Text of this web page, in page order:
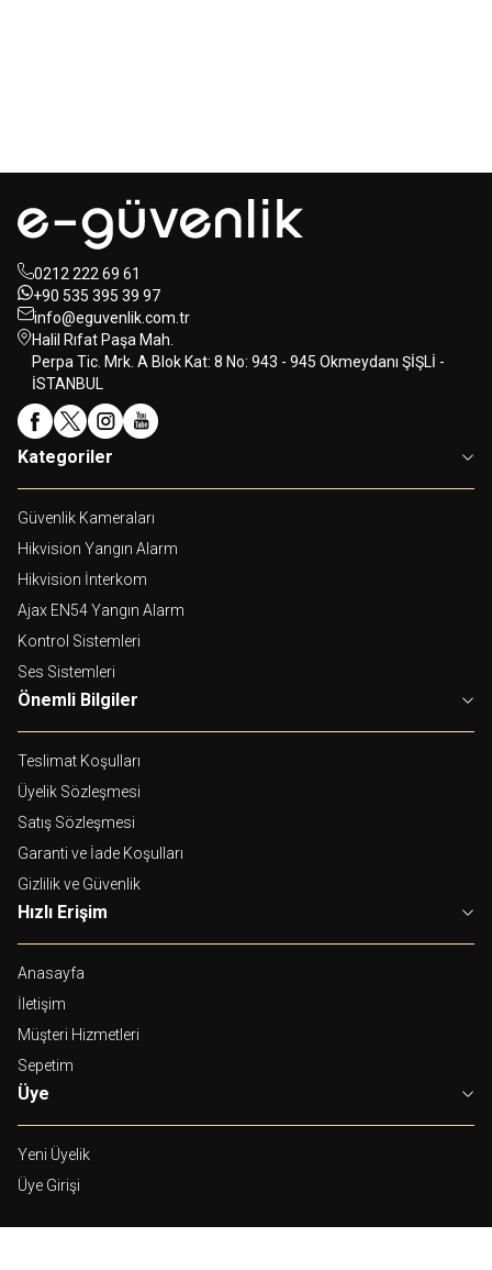
0212 222 69 61
+90 535 395 39 97
info@eguvenlik.com.tr
Halil Rıfat Paşa Mah.
Perpa Tic. Mrk. A Blok Kat: 8 No: 943 - 945 Okmeydanı ŞİŞLİ -
İSTANBUL
Kategoriler
Güvenlik Kameraları
Hikvision Yangın Alarm
Hikvision İnterkom
Ajax EN54 Yangın Alarm
Kontrol Sistemleri
Ses Sistemleri
Önemli Bilgiler
Teslimat Koşulları
Üyelik Sözleşmesi
Satış Sözleşmesi
Garanti ve İade Koşulları
Gizlilik ve Güvenlik
Hızlı Erişim
Anasayfa
İletişim
Müşteri Hizmetleri
Sepetim
Üye
Yeni Üyelik
Üye Girişi